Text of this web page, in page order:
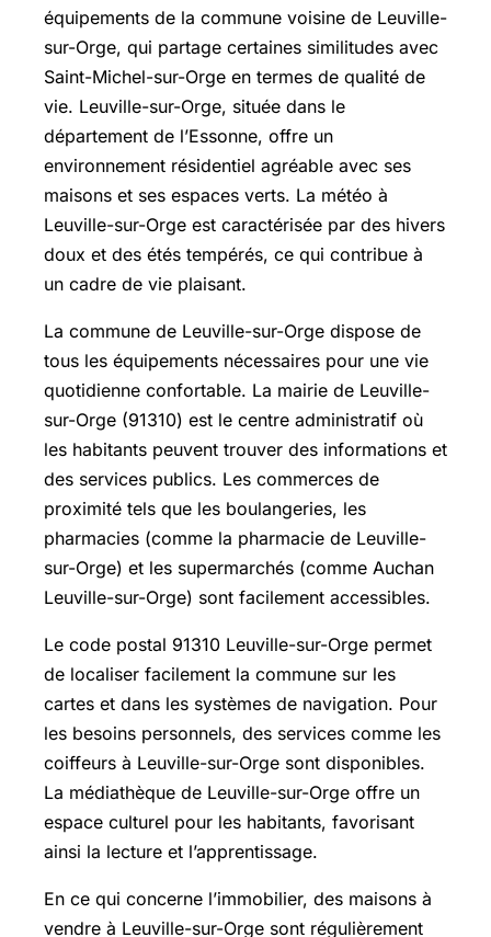
équipements de la commune voisine de Leuville-
sur-Orge, qui partage certaines similitudes avec
Saint-Michel-sur-Orge en termes de qualité de
vie. Leuville-sur-Orge, située dans le
département de l’Essonne, offre un
environnement résidentiel agréable avec ses
maisons et ses espaces verts. La météo à
Leuville-sur-Orge est caractérisée par des hivers
doux et des étés tempérés, ce qui contribue à
un cadre de vie plaisant.
La commune de Leuville-sur-Orge dispose de
tous les équipements nécessaires pour une vie
quotidienne confortable. La mairie de Leuville-
sur-Orge (91310) est le centre administratif où
les habitants peuvent trouver des informations et
des services publics. Les commerces de
proximité tels que les boulangeries, les
pharmacies (comme la pharmacie de Leuville-
sur-Orge) et les supermarchés (comme Auchan
Leuville-sur-Orge) sont facilement accessibles.
Le code postal 91310 Leuville-sur-Orge permet
de localiser facilement la commune sur les
cartes et dans les systèmes de navigation. Pour
les besoins personnels, des services comme les
coiffeurs à Leuville-sur-Orge sont disponibles.
La médiathèque de Leuville-sur-Orge offre un
espace culturel pour les habitants, favorisant
ainsi la lecture et l’apprentissage.
En ce qui concerne l’immobilier, des maisons à
vendre à Leuville-sur-Orge sont régulièrement